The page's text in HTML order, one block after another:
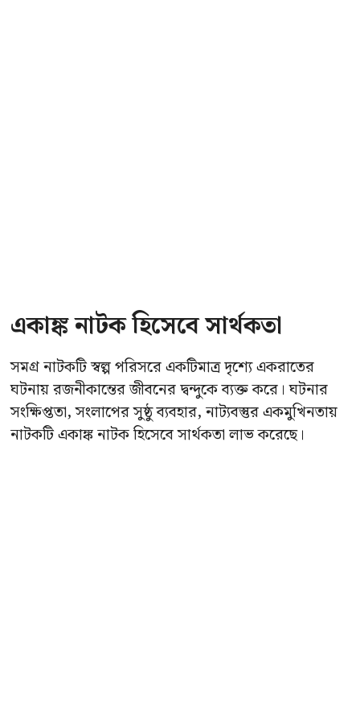
একাঙ্ক নাটক হিসেবে সার্থকতা
সমগ্র নাটকটি স্বল্প পরিসরে একটিমাত্র দৃশ্যে একরাতের
ঘটনায় রজনীকান্তের জীবনের দ্বন্দুকে ব্যক্ত করে। ঘটনার
সংক্ষিপ্ততা, সংলাপের সুষ্ঠু ব্যবহার, নাট্যবস্তুর একমুখিনতায়
নাটকটি একাঙ্ক নাটক হিসেবে সার্থকতা লাভ করেছে।